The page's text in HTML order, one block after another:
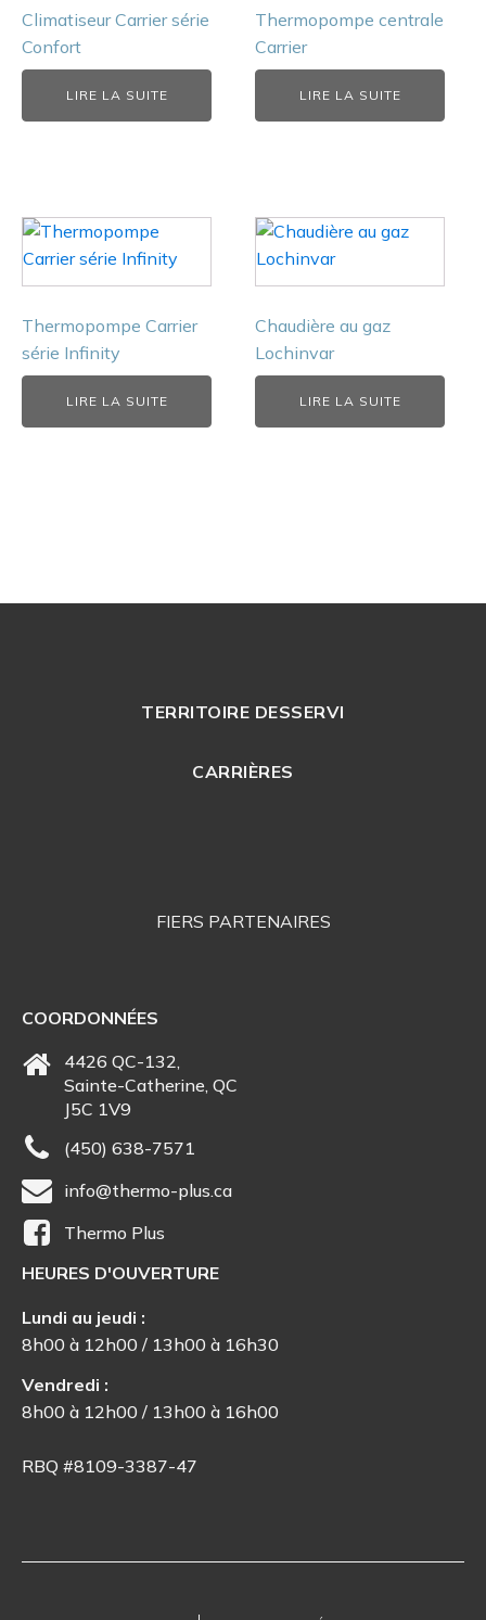
Climatiseur Carrier série
Confort
LIRE LA SUITE
Thermopompe centrale
Carrier
LIRE LA SUITE
Thermopompe Carrier
série Infinity
LIRE LA SUITE
Chaudière au gaz
Lochinvar
LIRE LA SUITE
TERRITOIRE DESSERVI
CARRIÈRES
FIERS PARTENAIRES
COORDONNÉES
4426 QC-132,
Sainte-Catherine, QC
J5C 1V9
(450) 638-7571
info@thermo-plus.ca
Thermo Plus
HEURES D'OUVERTURE
Lundi au jeudi :
8h00 à 12h00 / 13h00 à 16h30
Vendredi :
8h00 à 12h00 / 13h00 à 16h00
RBQ #8109-3387-47